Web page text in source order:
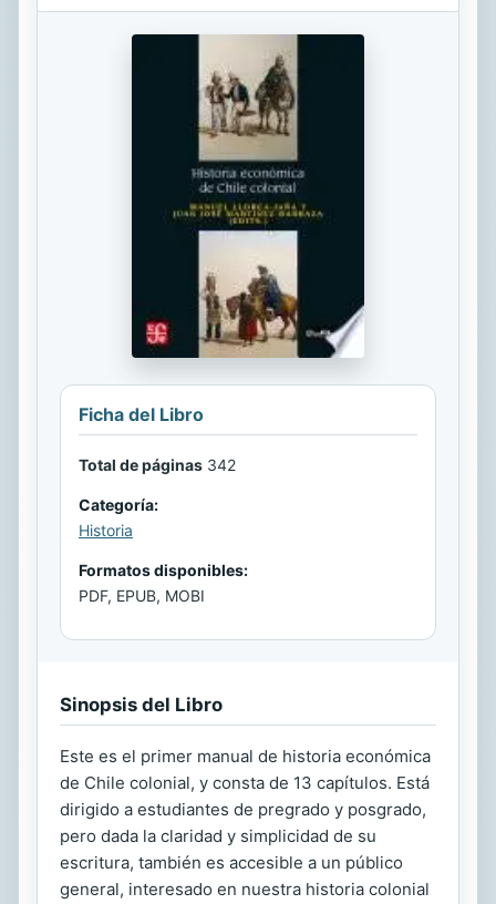
Ficha del Libro
Total de páginas 342
Categoría:
Historia
Formatos disponibles:
PDF, EPUB, MOBI
Sinopsis del Libro
Este es el primer manual de historia económica
de Chile colonial, y consta de 13 capítulos. Está
dirigido a estudiantes de pregrado y posgrado,
pero dada la claridad y simplicidad de su
escritura, también es accesible a un público
general, interesado en nuestra historia colonial